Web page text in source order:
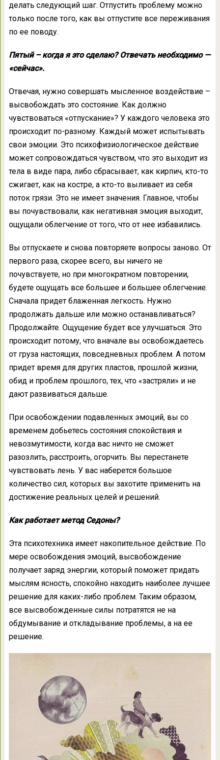
делать следующий шаг. Отпустить проблему можно
только после того, как вы отпустите все переживания
по ее поводу.
Пятый – когда я это сделаю? Отвечать необходимо —
«сейчас».
Отвечая, нужно совершать мысленное воздействие –
высвобождать это состояние. Как должно
чувствоваться «отпускание»? У каждого человека это
происходит по-разному. Каждый может испытывать
свои эмоции. Это психофизиологическое действие
может сопровождаться чувством, что это выходит из
тела в виде пара, либо сбрасывает, как кирпич, кто-то
сжигает, как на костре, а кто-то выливает из себя
поток грязи. Это не имеет значения. Главное, чтобы
вы почувствовали, как негативная эмоция выходит,
ощущали облегчение от того, что от нее избавились.
Вы отпускаете и снова повторяете вопросы заново. От
первого раза, скорее всего, вы ничего не
почувствуете, но при многократном повторении,
будете ощущать все большее и большее облегчение.
Сначала придет блаженная легкость. Нужно
продолжать дальше или можно останавливаться?
Продолжайте. Ощущение будет все улучшаться. Это
происходит потому, что вначале вы освобождаетесь
от груза настоящих, повседневных проблем. А потом
придет время для других пластов, прошлой жизни,
обид и проблем прошлого, тех, что «застряли» и не
дают развиваться дальше.
При освобождении подавленных эмоций, вы со
временем добьетесь состояния спокойствия и
невозмутимости, когда вас ничто не сможет
разозлить, расстроить, огорчить. Вы перестанете
чувствовать лень. У вас наберется большое
количество сил, которых вы захотите применить на
достижение реальных целей и решений.
Как работает метод Седоны?
Эта психотехника имеет накопительное действие. По
мере освобождения эмоций, высвобождение
получает заряд энергии, который поможет придать
мыслям ясность, спокойно находить наиболее лучшее
решение для каких-либо проблем. Таким образом,
все высвобожденные силы потратятся не на
обдумывание и откладывание проблемы, а на ее
решение.